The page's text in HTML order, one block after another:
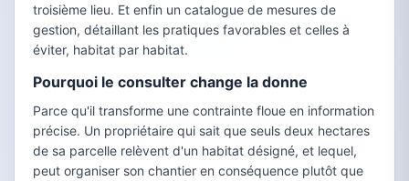
troisième lieu. Et enfin un catalogue de mesures de
gestion, détaillant les pratiques favorables et celles à
éviter, habitat par habitat.
Pourquoi le consulter change la donne
Parce qu'il transforme une contrainte floue en information
précise. Un propriétaire qui sait que seuls deux hectares
de sa parcelle relèvent d'un habitat désigné, et lequel,
peut organiser son chantier en conséquence plutôt que